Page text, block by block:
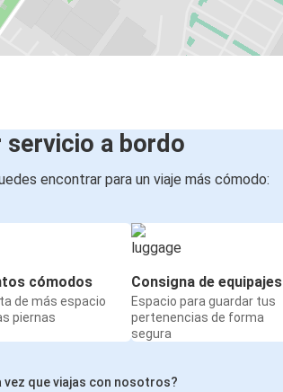
servicio a bordo
encontrar para un viaje más cómodo:
cómodos
de más espacio
piernas
Consigna de equipajes
Espacio para guardar tus
pertenencias de forma
segura
vez que viajas con nosotros?